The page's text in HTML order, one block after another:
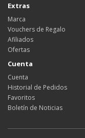
Extras
Marca
Vouchers de Regalo
Afiliados
Ofertas
Cuenta
Cuenta
Historial de Pedidos
Favoritos
Boletín de Noticias